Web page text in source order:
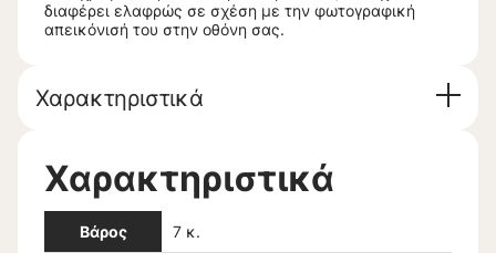
διαφέρει ελαφρώς σε σχέση με την φωτογραφική
απεικόνισή του στην οθόνη σας.
Χαρακτηριστικά
Χαρακτηριστικά
Βάρος 7 κ.